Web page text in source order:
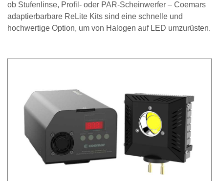
ob Stufenlinse, Profil- oder PAR-Scheinwerfer – Coemars
adaptierbarbare ReLite Kits sind eine schnelle und
hochwertige Option, um von Halogen auf LED umzurüsten.